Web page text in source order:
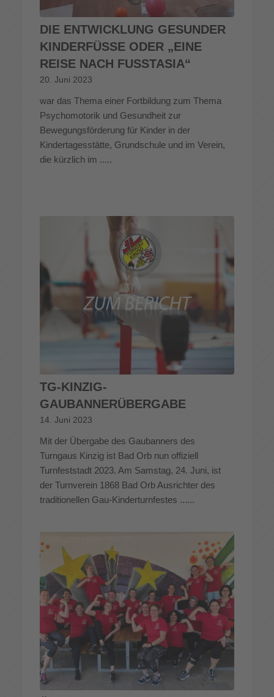
DIE ENTWICKLUNG GESUNDER
KINDERFÜSSE ODER „EINE R
EISE NACH FUSSTASIA“
20. Juni 2023
war das Thema einer Fortbildung zum Thema
Psychomotorik und Gesundheit zur
Bewegungsförderung für Kinder in der
Kindertagesstätte, Grundschule und im Verein,
die kürzlich im .....
TG-KINZIG-
GAUBANNERÜBERGABE
14. Juni 2023
Mit der Übergabe des Gaubanners des
Turngaus Kinzig ist Bad Orb nun offiziell
Turnfeststadt 2023. Am Samstag, 24. Juni, ist
der Turnverein 1868 Bad Orb Ausrichter des
traditionellen Gau-Kinderturnfestes ......